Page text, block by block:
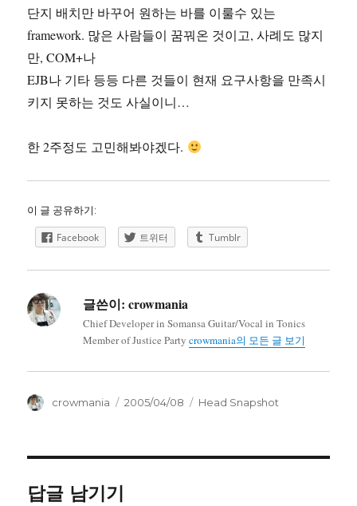
단지 배치만 바꾸어 원하는 바를 이룰수 있는
framework. 많은 사람들이 꿈꿔온 것이고, 사례도 많지
만, COM+나
EJB나 기타 등등 다른 것들이 현재 요구사항을 만족시
키지 못하는 것도 사실이니…
한 2주정도 고민해봐야겠다.
이 글 공유하기:
Facebook 트위터 Tumblr
글쓴이: crowmania
Chief Developer in Somansa Guitar/Vocal in Tonics
Member of Justice Partycrowmania의 모든 글 보기
글
crowmania
작
2005/04/08
카
Head Snapshot
답글 남기기